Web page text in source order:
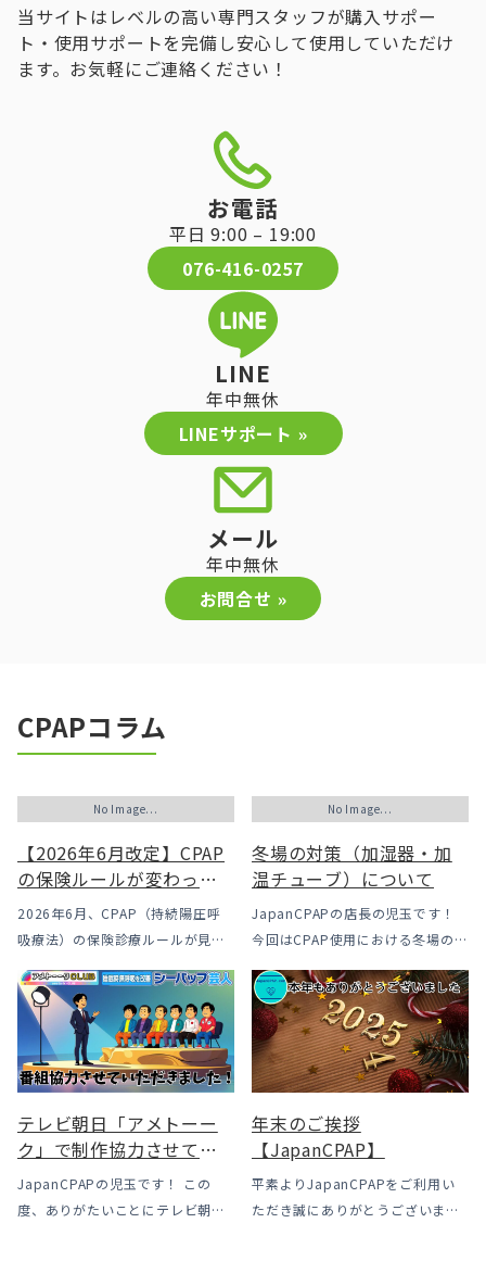
当サイトはレベルの高い専門スタッフが購入サポー
ト・使用サポートを完備し安心して使用していただけ
ます。お気軽にご連絡ください！
お電話
平日 9:00 – 19:00
076-416-0257
LINE
年中無休
LINEサポート »
メール
年中無休
お問合せ »
CPAPコラム
No Image...
【2026年6月改定】CPAP
の保険ルールが変わった
｜CPAPが使えなくなるか
も？変更のメリット・デ
う選択肢
2026年6月、CPAP（持続陽圧呼
吸療法）の保険診療ルールが見直
ルは下がった一方で、「続ける」
ための条件はこれまでより厳しく
なっています。この記事では、何
がどう変わったのかを患者様の立
場で […]
No Image...
冬場の対策（加湿器・加
温チューブ）について
JapanCPAPの店長の児玉です！
今回はCPAP使用における冬場のよ
露」についてのお話をさせて頂き
ます。 我々の拠点の北陸はCPAP
使用時に「乾燥・寒さ・結露」が
起こりやすい地域です、その […]
テレビ朝日「アメトーー
ク」で制作協力させてい
ただきました
JapanCPAPの児玉です！ この
度、ありがたいことにテレビ朝日
年末のご挨拶
【JapanCPAP】
平素よりJapanCPAPをご利用い
ただき誠にありがとうございま